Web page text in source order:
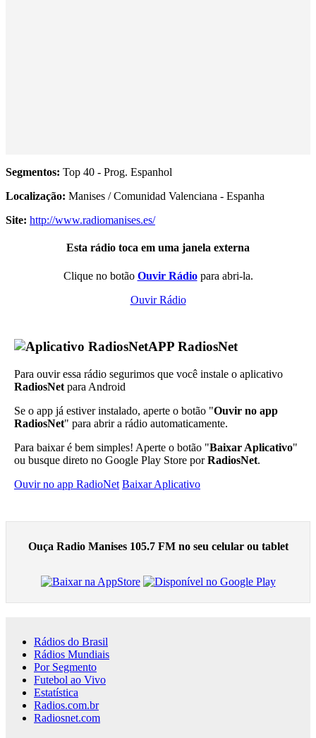
Segmentos: Top 40 - Prog. Espanhol
Localização: Manises / Comunidad Valenciana - Espanha
Site: http://www.radiomanises.es/
Esta rádio toca em uma janela externa
Clique no botão Ouvir Rádiopara abri-la.
Ouvir Rádio
APP RadiosNet
Para ouvir essa rádio segurimos que você instale o aplicativo
RadiosNet para Android
Se o app já estiver instalado, aperte o botão "Ouvir no app
RadiosNet" para abrir a rádio automaticamente.
Para baixar é bem simples! Aperte o botão "Baixar Aplicativo"
ou busque direto no Google Play Store porRadiosNet.
Ouvir no app RadioNet Baixar Aplicativo
Ouça Radio Manises 105.7 FM no seu celular ou tablet
Rádios do Brasil
Rádios Mundiais
Por Segmento
Futebol ao Vivo
Estatística
Radios.com.br
Radiosnet.com